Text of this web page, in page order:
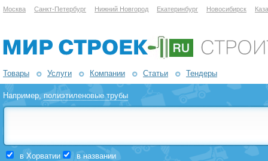
Москва Санкт-Петербург Нижний Новгород Екатеринбург Новосибирск
Товары Услуги Компании Статьи Тендеры
Например,полиэтиленовые трубы
в Хорватии в названии